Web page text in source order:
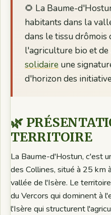
🌻 La Baume-
habitants dans la
dans le tissu drômois
l'agriculture bio et de
solidaire une
d'horizon des
🌿
TERRITOIRE
La Baume-d'Hostun, c'est
des Collines, situé à 25 km
vallée de l'Isère. Le
du Vercors qui dominent à
l'Isère qui structurent